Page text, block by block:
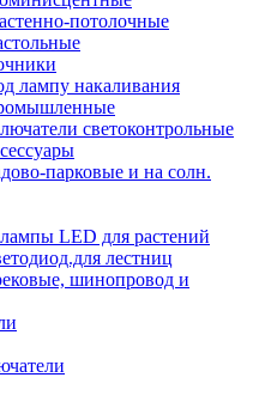
потолочные
лампу накаливания
светоконтрольные
парковые и на солн.
LED для растений
лестниц
шинопровод и